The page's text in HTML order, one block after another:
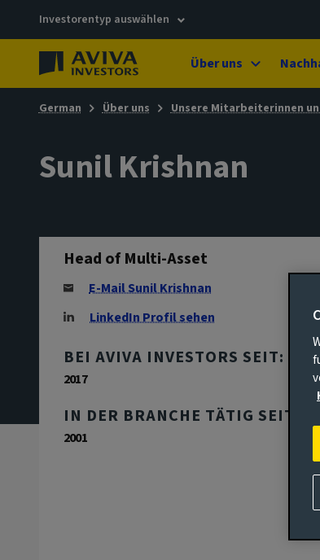
Investorentyp auswählen
Über uns
German Über uns Unsere Mitarbeiterinnen
Sunil Krishnan
Head of Multi-Asset
E-Mail Sunil Krishnan
LinkedIn Profil sehen
BEI AVIVA INVESTORS SEIT:
2017
IN DER BRANCHE TÄTIG SEIT:
2001